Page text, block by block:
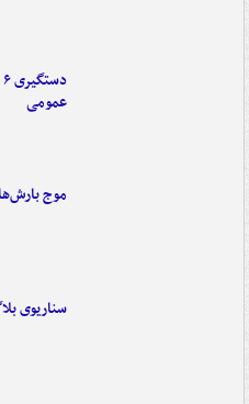
عمومی
موج بارش‌های
سناریوی